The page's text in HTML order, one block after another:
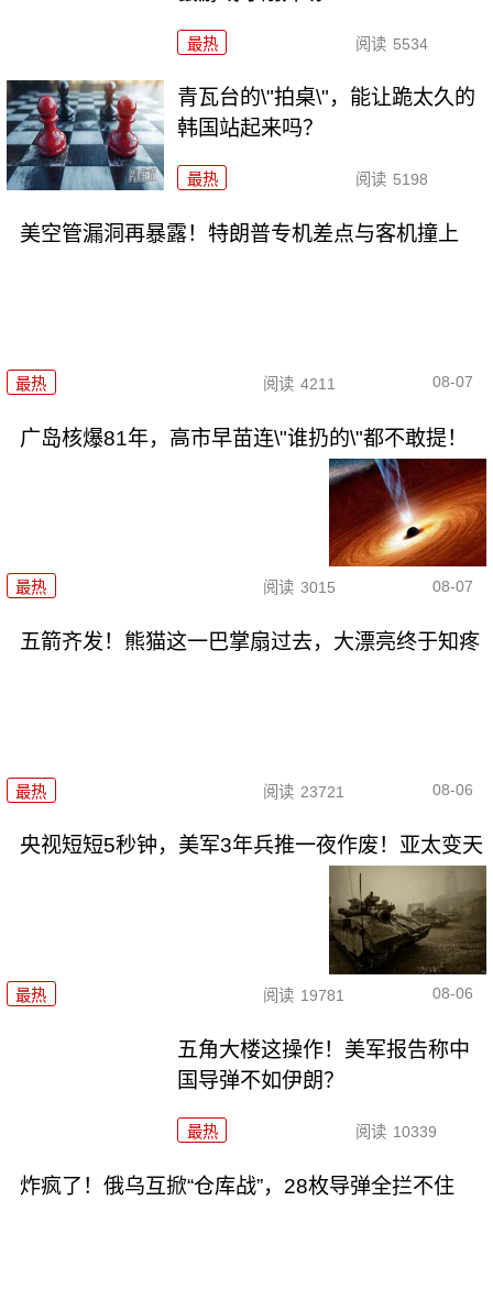
最热 阅读 5534
青瓦台的\"拍桌\"，能让跪太久的
韩国站起来吗？
最热 阅读 5198
美空管漏洞再暴露！特朗普专机差点与客机撞上
最热 阅读 4211 08-07
广岛核爆81年，高市早苗连\"谁扔的\"都不敢提！
最热 阅读 3015 08-07
五箭齐发！熊猫这一巴掌扇过去，大漂亮终于知疼
最热 阅读 23721 08-06
央视短短5秒钟，美军3年兵推一夜作废！亚太变天
最热 阅读 19781 08-06
五角大楼这操作！美军报告称中
国导弹不如伊朗？
最热 阅读 10339
炸疯了！俄乌互掀“仓库战”，28枚导弹全拦不住